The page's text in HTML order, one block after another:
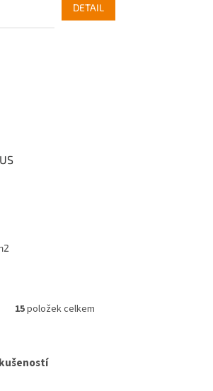
DETAIL
O
15položek celkem